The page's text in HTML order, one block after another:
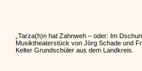
„Tarza(h)n hat Zahnweh – oder: Im
Musiktheaterstück von Jörg Schade und
Kelter Grundschüler aus dem Landkreis.